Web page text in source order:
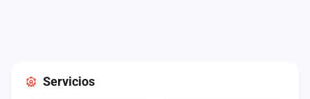
Servicios